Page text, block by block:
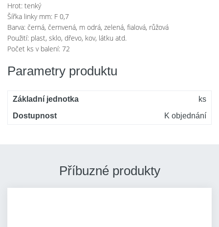
Hrot: tenký
Šířka linky mm: F 0,7
Barva: černá, černvená, m odrá, zelená, fialová, růžová
Použití: plast, sklo, dřevo, kov, látku atd.
Počet ks v balení: 72
Parametry produktu
Základní jednotka
ks
Dostupnost
K objednání
Příbuzné produkty